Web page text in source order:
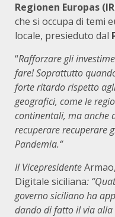
Regionen Europas
che si occupa di temi
locale, presieduto dal
“Rafforzare gli
fare! Soprattutto
forte ritardo rispetto
geografici, come le
continentali, ma anche
recuperare recuperare
Pandemia.“
Il Vicepresidente
Digitale siciliana:
governo siciliano ha
dando di fatto il via alla